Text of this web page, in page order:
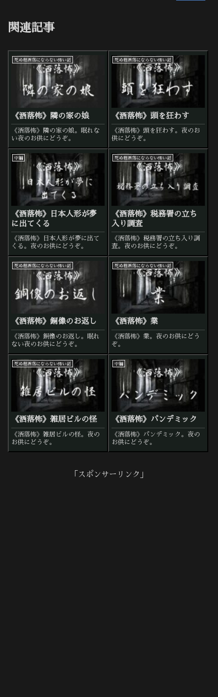
関連記事
死ぬ程洒落にならない怖い話
《洒落怖》隣の家の娘
《洒落怖》隣の家の娘。眠れな
い夜のお供にどうぞ。
死ぬ程洒落にならない怖い話
《洒落怖》頭を狂わす
《洒落怖》頭を狂わす。夜のお
供にどうぞ。
中編
《洒落怖》日本人形が夢
に出てくる
《洒落怖》日本人形が夢に出て
くる。夜のお供にどうぞ。
死ぬ程洒落にならない怖い話
《洒落怖》税務署の立ち
入り調査
《洒落怖》税務署の立ち入り調
査。夜のお供にどうぞ。
死ぬ程洒落にならない怖い話
《洒落怖》銅像のお返し
《洒落怖》銅像のお返し。眠れ
ない夜のお供にどうぞ。
死ぬ程洒落にならない怖い話
《洒落怖》業
《洒落怖》業。夜のお供にどう
ぞ。
死ぬ程洒落にならない怖い話
《洒落怖》雑居ビルの怪
《洒落怖》雑居ビルの怪。夜の
お供にどうぞ。
中編
《洒落怖》パンデミック
《洒落怖》パンデミック。夜の
お供にどうぞ。
「スポンサーリンク」